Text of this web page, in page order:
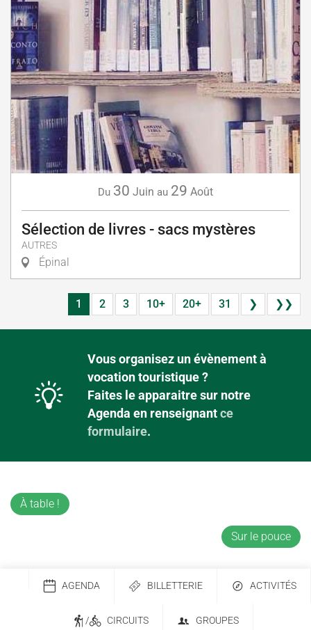
Du 30 Juin au 29 Août
Sélection de livres - sacs mystères
AUTRES
Épinal
1 2 3 10+ 20+ 31 ❯ ❯❯
Vous organisez un évènement à
vocation touristique ?
Faites le apparaitre sur notre
Agenda en renseignantce
formulaire.
À table !
Sur le pouce
AGENDA BILLETTERIE ACTIVITÉS
/ CIRCUITS GROUPES